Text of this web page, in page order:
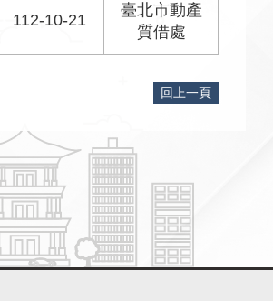
112-10-21
臺北市動產
質借處
回上一頁